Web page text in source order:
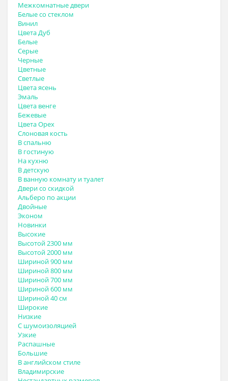
Межкомнатные двери
Белые со стеклом
Винил
Цвета Дуб
Белые
Серые
Черные
Цветные
Светлые
Цвета ясень
Эмаль
Цвета венге
Бежевые
Цвета Орех
Слоновая кость
В спальню
В гостиную
На кухню
В детскую
В ванную комнату и туалет
Двери со скидкой
Альберо по акции
Двойные
Эконом
Новинки
Высокие
Высотой 2300 мм
Высотой 2000 мм
Шириной 900 мм
Шириной 800 мм
Шириной 700 мм
Шириной 600 мм
Шириной 40 см
Широкие
Низкие
С шумоизоляцией
Узкие
Распашные
Большие
В английском стиле
Владимирские